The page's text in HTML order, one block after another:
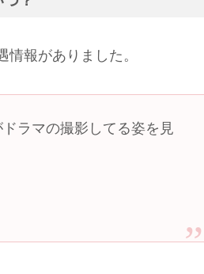
報がありました。
ラマの撮影してる姿を見